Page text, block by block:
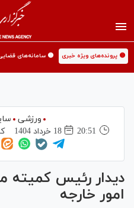
🟡 پرونده‌های ویژه خبری 🟡 سامانه‌های
ورزشی
20:51
18 خرداد 1404
دیدار رئیس کمیته
امور خارجه